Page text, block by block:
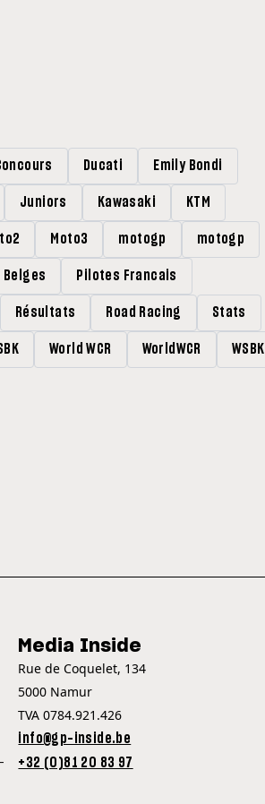
Ducati Emily Bondi
Juniors Kawasaki KTM
Moto3 motogp motogp
Belges Pilotes Francais
Résultats Road Racing Stats
World WCR WorldWCR WSBK
Media Inside
Rue de Coquelet, 134
5000 Namur
TVA 0784.921.426
info@gp-inside.be
+32 (0)81 20 83 97